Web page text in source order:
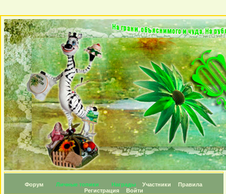
Форум Личные топики Награды Участники
Правила
Регистрация
Войти